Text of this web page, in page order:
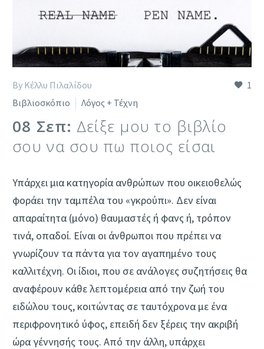
1
By Κέλλυ Πιλαλίδου
Βιβλιοσκόπιο
Λόγος + Τέχνη
08 Σεπ: Δείξε μου το βιβλίο
σου να σου πω ποιος είσαι
Υπάρχει μια κατηγορία ανθρώπων που οικειοθελώς
φοράει την ταμπέλα του «γκρούπι». Δεν είναι
απαραίτητα (μόνο) θαυμαστές ή φανς ή, τρόπον
τινά, οπαδοί. Είναι οι άνθρωποι που πρέπει να
γνωρίζουν τα πάντα για τον αγαπημένο τους
καλλιτέχνη. Οι ίδιοι, που σε ανάλογες συζητήσεις θα
αναφέρουν κάθε λεπτομέρεια από την ζωή του
ειδώλου τους, κοιτώντας σε ταυτόχρονα με ένα
περιφρονητικό ύφος, επειδή δεν ξέρεις την ακριβή
ώρα γέννησής τους. Από την άλλη, υπάρχει